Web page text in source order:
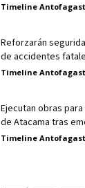
Timeline
Reforzarán
de accidentes
Timeline
Ejecutan obras
de Atacama tras
Timeline